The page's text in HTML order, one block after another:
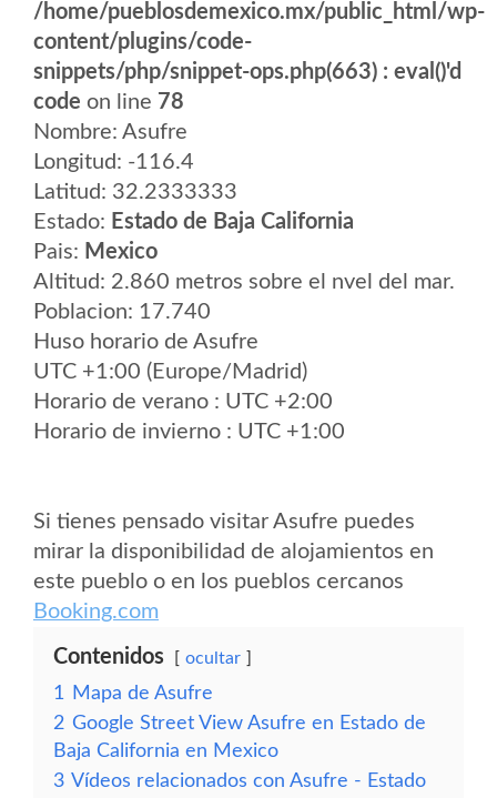
/home/pueblosdemexico.mx/public_html/wp-
content/plugins/code-
snippets/php/snippet-ops.php(663) : eval()'d
code on line 78
Nombre: Asufre
Longitud: -116.4
Latitud: 32.2333333
Estado: Estado de Baja California
Pais: Mexico
Altitud: 2.860 metros sobre el nvel del mar.
Poblacion: 17.740
Huso horario de Asufre
UTC +1:00 (Europe/Madrid)
Horario de verano : UTC +2:00
Horario de invierno : UTC +1:00
Si tienes pensado visitar Asufre puedes
mirar la disponibilidad de alojamientos en
este pueblo o en los pueblos cercanos
Booking.com
Contenidos ocultar
1
Mapa de Asufre
2 Google Street View Asufre en Estado de
Baja California en Mexico
3 Vídeos relacionados con Asufre - Estado